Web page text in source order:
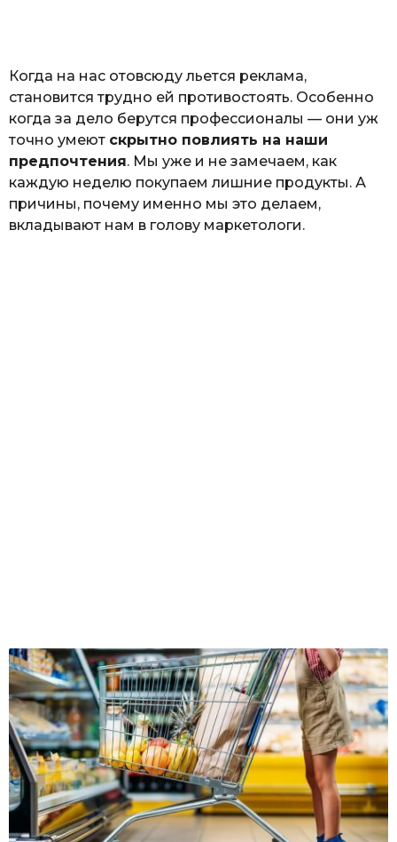
Когда на нас отовсюду льется реклама,
становится трудно ей противостоять. Особенно
когда за дело берутся профессионалы — они уж
точно умеют скрытно повлиять на наши
предпочтения. Мы уже и не замечаем, как
каждую неделю покупаем лишние продукты. А
причины, почему именно мы это делаем,
вкладывают нам в голову маркетологи.